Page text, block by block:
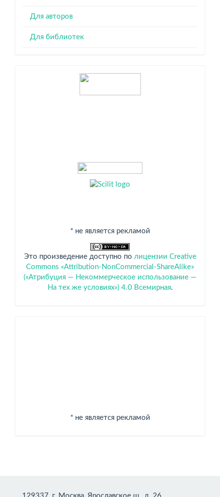
Для авторов
Для библиотек
Индексация
* не является рекламой
Это произведение доступно по лицензии Creative
Commons «Attribution-NonCommercial-ShareAlike»
(«Атрибуция — Некоммерческое использование —
На тех же условиях») 4.0 Всемирная.
* не является рекламой